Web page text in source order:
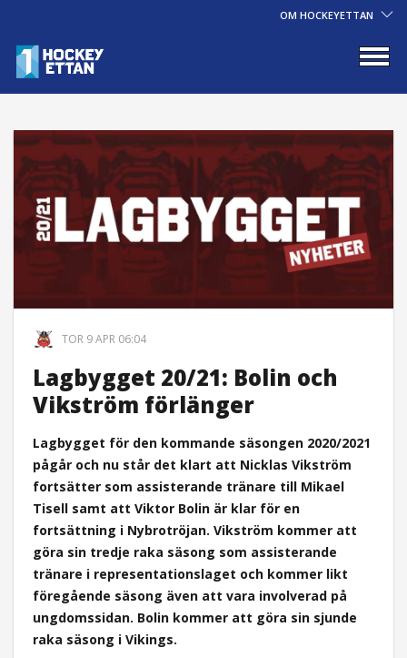
OM HOCKEYETTAN
TOR 9 APR 06:04
Lagbygget 20/21: Bolin och
Vikström förlänger
Lagbygget för den kommande säsongen 2020/2021
pågår och nu står det klart att Nicklas Vikström
fortsätter som assisterande tränare till Mikael
Tisell samt att Viktor Bolin är klar för en
fortsättning i Nybrotröjan. Vikström kommer att
göra sin tredje raka säsong som assisterande
tränare i representationslaget och kommer likt
föregående säsong även att vara involverad på
ungdomssidan. Bolin kommer att göra sin sjunde
raka säsong i Vikings.